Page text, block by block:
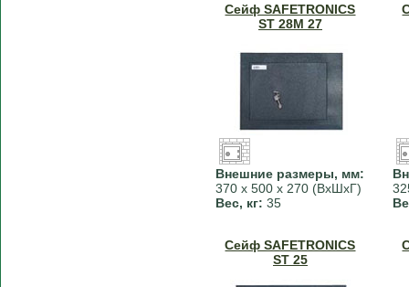
Сейф SAFETRONICS
ST 28M 27
Внешние размеры, мм:
370 х 500 х 270 (ВхШхГ)
Вес, кг: 35
Сейф SAFETRONICS
ST 25